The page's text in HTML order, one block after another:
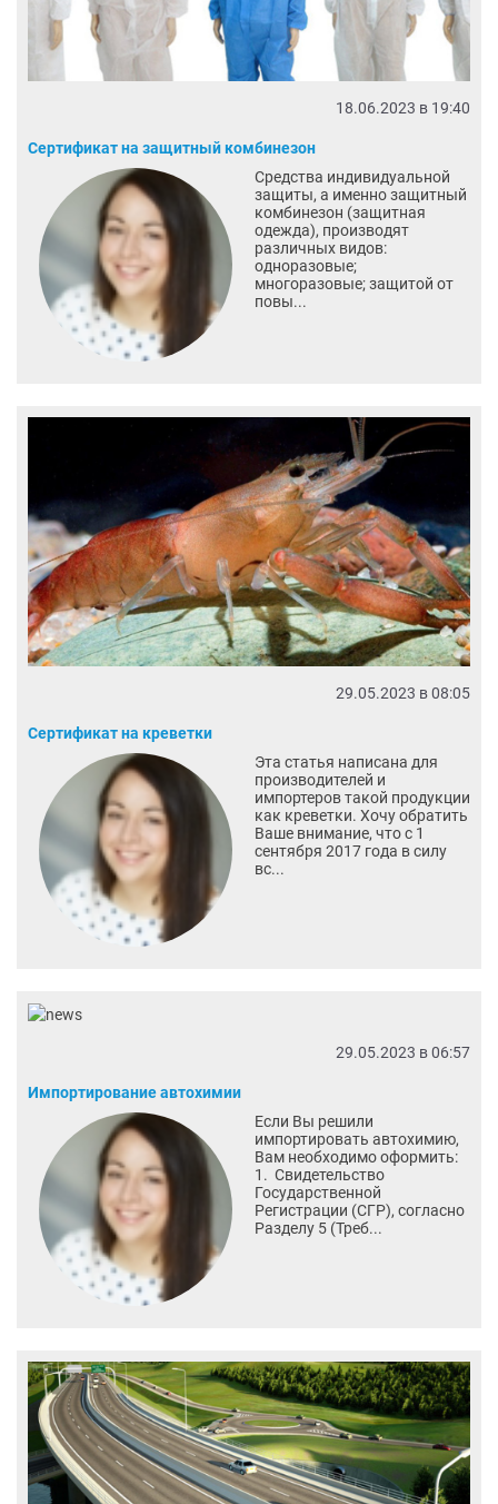
18.06.2023 в 19:40
Сертификат на защитный комбинезон
Средства индивидуальной
защиты, а именно защитный
комбинезон (защитная
одежда), производят
различных видов:
одноразовые;
многоразовые; защитой от
повы...
29.05.2023 в 08:05
Сертификат на креветки
Эта статья написана для
производителей и
импортеров такой продукции
как креветки. Хочу обратить
Ваше внимание, что с 1
сентября 2017 года в силу
вс...
29.05.2023 в 06:57
Импортирование автохимии
Если Вы решили
импортировать автохимию,
Вам необходимо оформить:
1. Свидетельство
Государственной
Регистрации (СГР), согласно
Разделу 5 (Треб...